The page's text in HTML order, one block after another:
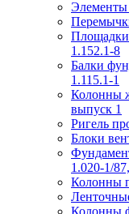
Элементы
Площадки
1.152.1-8
Балки
1.115.1-1
Колонны
выпуск 1
Ригель
Блоки
1.020-1/
Колонны
Колонны